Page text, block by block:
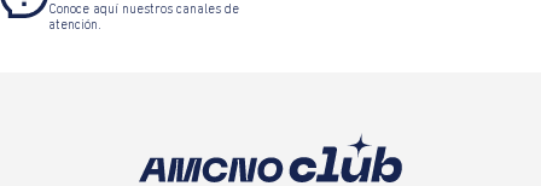
Conoce aquí nuestros canales de
atención.